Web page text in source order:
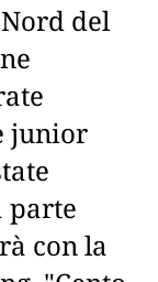
del
junior
parte
con la